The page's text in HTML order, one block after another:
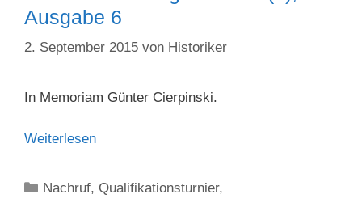
Ausgabe 6
2. September 2015 von Historiker
In Memoriam Günter Cierpinski.
Weiterlesen
Kategorien
Nachruf,Qualifikationsturnier,